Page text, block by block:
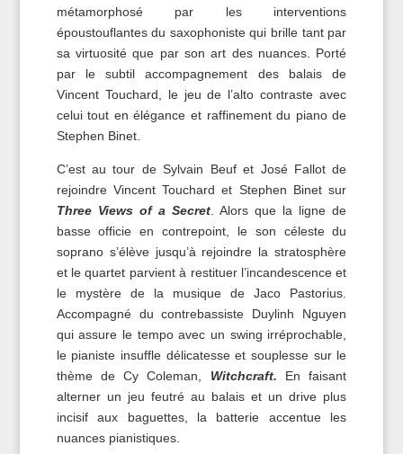
métamorphosé par les interventions
époustouflantes du saxophoniste qui brille tant par
sa virtuosité que par son art des nuances. Porté
par le subtil accompagnement des balais de
Vincent Touchard, le jeu de l’alto contraste avec
celui tout en élégance et raffinement du piano de
Stephen Binet.
C’est au tour de Sylvain Beuf et José Fallot de
rejoindre Vincent Touchard et Stephen Binet sur
Three Views of a Secret. Alors que la ligne de
basse officie en contrepoint, le son céleste du
soprano s’élève jusqu’à rejoindre la stratosphère
et le quartet parvient à restituer l’incandescence et
le mystère de la musique de Jaco Pastorius.
Accompagné du contrebassiste Duylinh Nguyen
qui assure le tempo avec un swing irréprochable,
le pianiste insuffle délicatesse et souplesse sur le
thème de Cy Coleman, Witchcraft. En faisant
alterner un jeu feutré au balais et un drive plus
incisif aux baguettes, la batterie accentue les
nuances pianistiques.